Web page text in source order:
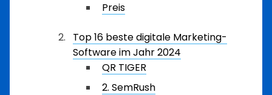
Preis
Top 16 beste digitale Marketing-
Software im Jahr 2024
QR TIGER
2. SemRush